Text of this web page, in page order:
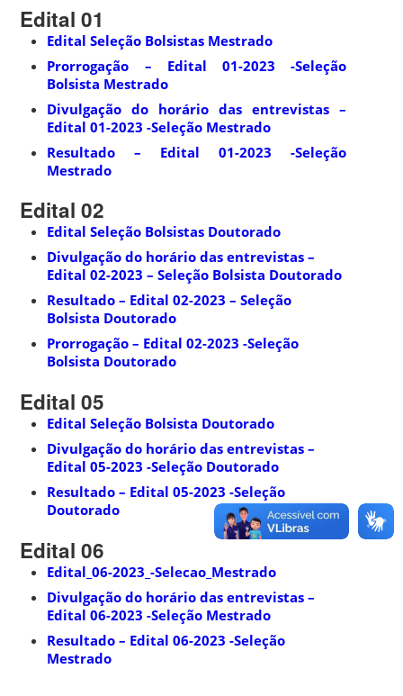
Edital 01
Edital Seleção Bolsistas Mestrado
Prorrogação – Edital 01-2023 -Seleção
Bolsista Mestrado
Divulgação do horário das entrevistas –
Edital 01-2023 -Seleção Mestrado
Resultado – Edital 01-2023 -Seleção
Mestrado
Edital 02
Edital Seleção Bolsistas Doutorado
Divulgação do horário das entrevistas –
Edital 02-2023 – Seleção Bolsista Doutorado
Resultado – Edital 02-2023 – Seleção
Bolsista Doutorado
Prorrogação – Edital 02-2023 -Seleção
Bolsista Doutorado
Edital 05
Edital Seleção Bolsista Doutorado
Divulgação do horário das entrevistas –
Edital 05-2023 -Seleção Doutorado
Resultado – Edital 05-2023 -Seleção
Doutorado
Edital 06
Edital_06-2023_-Selecao_Mestrado
Divulgação do horário das entrevistas –
Edital 06-2023 -Seleção Mestrado
Resultado – Edital 06-2023 -Seleção
Mestrado